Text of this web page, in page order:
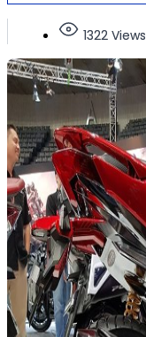
1322 Views